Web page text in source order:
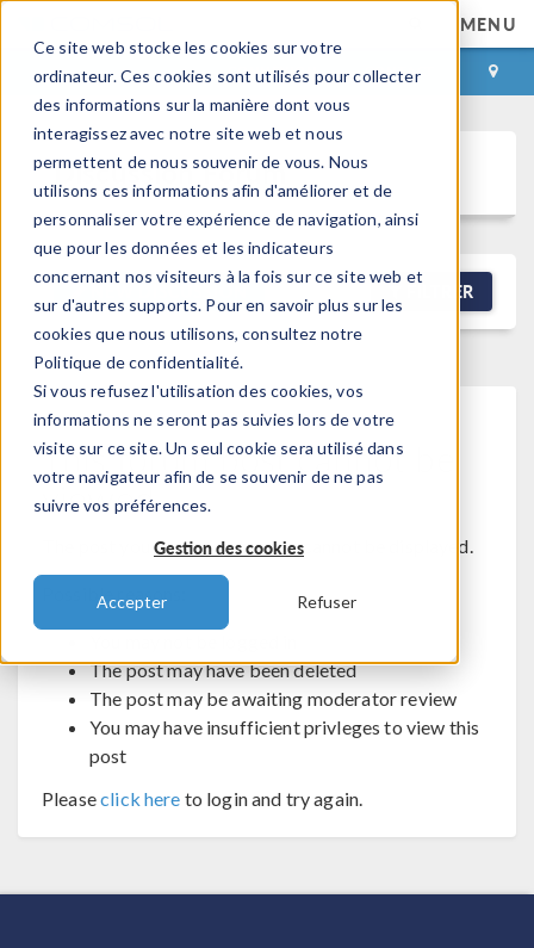
Ce site web stocke les cookies sur votre
ordinateur. Ces cookies sont utilisés pour collecter
des informations sur la manière dont vous
interagissez avec notre site web et nous
permettent de nous souvenir de vous. Nous
utilisons ces informations afin d'améliorer et de
personnaliser votre expérience de navigation, ainsi
que pour les données et les indicateurs
concernant nos visiteurs à la fois sur ce site web et
sur d'autres supports. Pour en savoir plus sur les
cookies que nous utilisons, consultez notre
Politique de confidentialité.
Si vous refusez l'utilisation des cookies, vos
informations ne seront pas suivies lors de votre
visite sur ce site. Un seul cookie sera utilisé dans
votre navigateur afin de se souvenir de ne pas
suivre vos préférences.
Gestion des cookies
Accepter Refuser
MENU
CONNEXION CONTACT
Discussion Forum
FILTRER
This forum post cannot be
viewed
The post you are trying to view cannot be displayed.
Possible reasons:
The post may have been deleted
The post may be awaiting moderator review
You may have insufficient privleges to view this
post
Pleaseclick here to login and try again.